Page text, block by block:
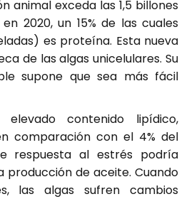
animal exceda las 1,5 billones
2020, un 15% de las cuales
es proteína. Esta nueva
de las algas unicelulares. Su
supone que sea más fácil
contenido lipídico,
comparación con el 4% del
respuesta al estrés podría
producción de aceite. Cuando
las algas sufren cambios